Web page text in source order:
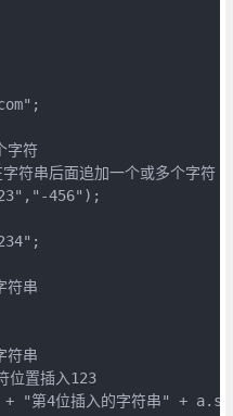
字符
符串后面追加一个或多个字符
456");
符串
符串
位置插入123
"第4位插入的字符串" +